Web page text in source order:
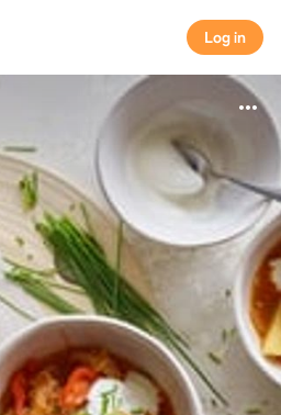
Log in
Log in